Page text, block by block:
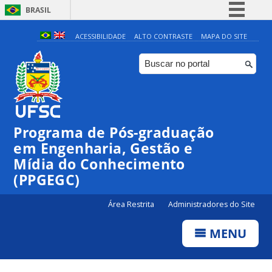
BRASIL
Simplifique!
Comunica BR
Participe
Canais
ACESSIBILIDADE ALTO CONTRASTE MAPA DO SITE
Programa de Pós-graduação
em Engenharia, Gestão e
Mídia do Conhecimento
(PPGEGC)
Área Restrita Administradores do Site
MENU